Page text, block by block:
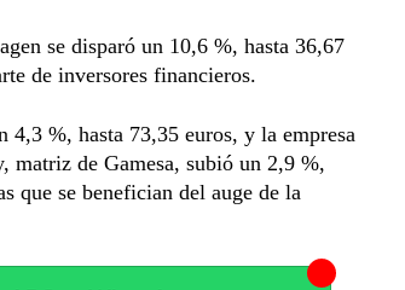
se disparó un 10,6 %, hasta 36,67
de inversores financieros.
%, hasta 73,35 euros, y la empresa
matriz de Gamesa, subió un 2,9 %,
que se benefician del auge de la